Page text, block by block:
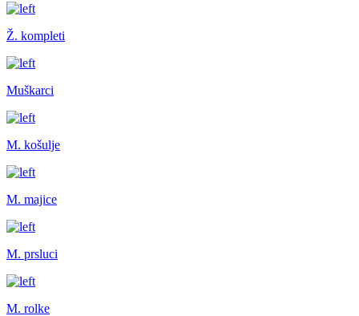
Ž. kompleti
Muškarci
M. košulje
M. majice
M. prsluci
M. rolke